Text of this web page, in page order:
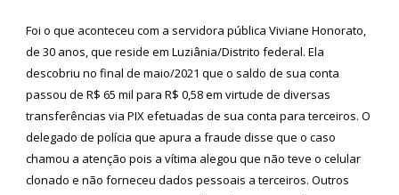
Foi o que aconteceu com a servidora pública Viviane Honorato,
de 30 anos, que reside em Luziânia/Distrito federal. Ela
descobriu no final de maio/2021 que o saldo de sua conta
passou de R$ 65 mil para R$ 0,58 em virtude de diversas
transferências via PIX efetuadas de sua conta para terceiros. O
delegado de polícia que apura a fraude disse que o caso
chamou a atenção pois a vítima alegou que não teve o celular
clonado e não forneceu dados pessoais a terceiros. Outros